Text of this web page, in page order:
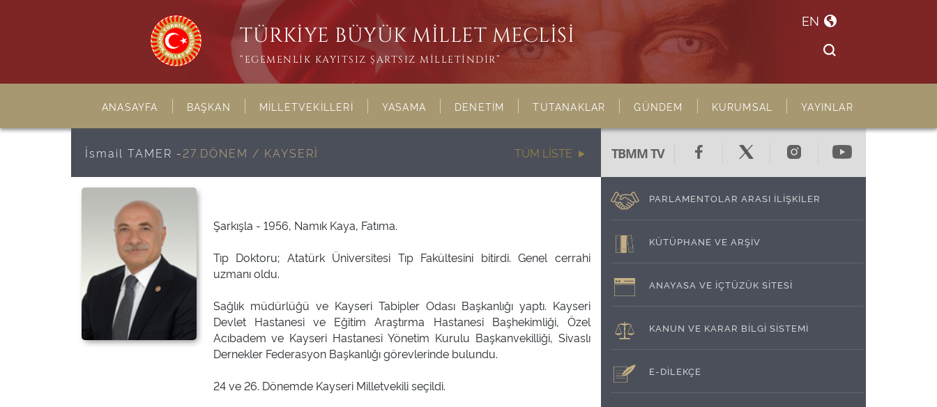
TÜRKİYE BÜYÜK MİLLET MECLİSİ
“EGEMENLİK KAYITSIZ ŞARTSIZ MİLLETİNDİR”
EN
ANASAYFA BAŞKAN MİLLETVEKİLLERİ YASAMA DENETİM TUTANAKLAR GÜNDEM KURUMSAL YAYINLAR
İsmail TAMER -27.DÖNEM / KAYSERİ TÜM LİSTE
Şarkışla - 1956, Namık Kaya, Fatıma.
Tıp Doktoru; Atatürk Üniversitesi Tıp Fakültesini bitirdi. Genel cerrahi
uzmanı oldu.
Sağlık müdürlüğü ve Kayseri Tabipler Odası Başkanlığı yaptı. Kayseri
Devlet Hastanesi ve Eğitim Araştırma Hastanesi Başhekimliği, Özel
Acıbadem ve Kayseri Hastanesi Yönetim Kurulu Başkanvekilliği, Sivaslı
Dernekler Federasyon Başkanlığı görevlerinde bulundu.
24 ve 26. Dönemde Kayseri Milletvekili seçildi.
TBMM TV
PARLAMENTOLAR ARASI İLİŞKİLER
KÜTÜPHANE VE ARŞİV
ANAYASA VE İÇTÜZÜK SİTESİ
KANUN VE KARAR BİLGİ SİSTEMİ
E-DİLEKÇE